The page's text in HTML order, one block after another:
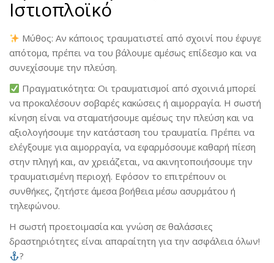
Ιστιοπλοϊκό
Μύθος: Αν κάποιος τραυματιστεί από σχοινί που έφυγε
απότομα, πρέπει να του βάλουμε αμέσως επίδεσμο και να
συνεχίσουμε την πλεύση.
Πραγματικότητα: Οι τραυματισμοί από σχοινιά μπορεί
να προκαλέσουν σοβαρές κακώσεις ή αιμορραγία. Η σωστή
κίνηση είναι να σταματήσουμε αμέσως την πλεύση και να
αξιολογήσουμε την κατάσταση του τραυματία. Πρέπει να
ελέγξουμε για αιμορραγία, να εφαρμόσουμε καθαρή πίεση
στην πληγή και, αν χρειάζεται, να ακινητοποιήσουμε την
τραυματισμένη περιοχή. Εφόσον το επιτρέπουν οι
συνθήκες, ζητήστε άμεσα βοήθεια μέσω ασυρμάτου ή
τηλεφώνου.
Η σωστή προετοιμασία και γνώση σε θαλάσσιες
δραστηριότητες είναι απαραίτητη για την ασφάλεια όλων!
?